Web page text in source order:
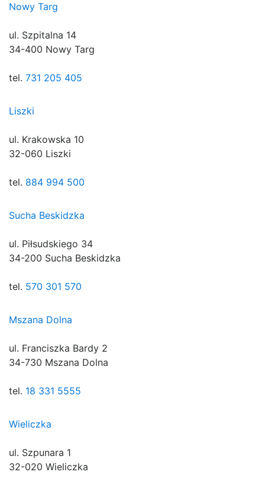
Nowy Targ
ul. Szpitalna 14
34-400 Nowy Targ
tel. 731 205 405
Liszki
ul. Krakowska 10
32-060 Liszki
tel. 884 994 500
Sucha Beskidzka
ul. Piłsudskiego 34
34-200 Sucha Beskidzka
tel. 570 301 570
Mszana Dolna
ul. Franciszka Bardy 2
34-730 Mszana Dolna
tel. 18 331 5555
Wieliczka
ul. Szpunara 1
32-020 Wieliczka